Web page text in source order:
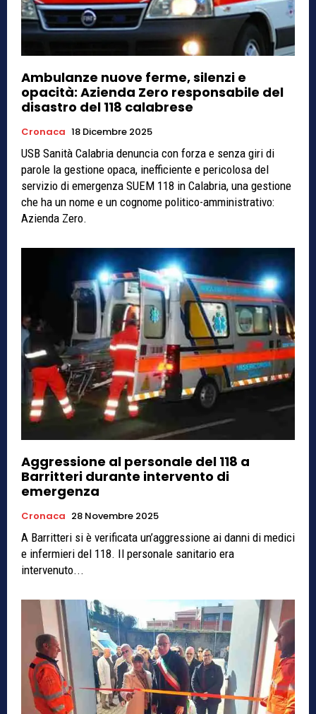
Ambulanze nuove ferme, silenzi e
opacità: Azienda Zero responsabile del
disastro del 118 calabrese
Cronaca 18 Dicembre 2025
USB Sanità Calabria denuncia con forza e senza giri di
parole la gestione opaca, inefficiente e pericolosa del
servizio di emergenza SUEM 118 in Calabria, una gestione
che ha un nome e un cognome politico-amministrativo:
Azienda Zero.
Aggressione al personale del 118 a
Barritteri durante intervento di
emergenza
Cronaca 28 Novembre 2025
A Barritteri si è verificata un’aggressione ai danni di medici
e infermieri del 118. Il personale sanitario era
intervenuto...